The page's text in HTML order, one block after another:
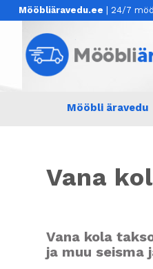
Mööbliäravedu.ee | 24/7
Mööbli äravedu
Vana
Vana kola
ja muu seisma